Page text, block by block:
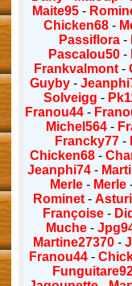
Maite95-
Chicken68 -
Passiflora-
Pascalou50-
Frankvalmont -
Guyby-
Solveigg -
Franou44 -
Michel564-
Francky77-
Chicken68 -
Jeanphi74 -
Merle - Merle
Rominet -
Françoise-
Muche -
Martine27370 -
Franou44 -